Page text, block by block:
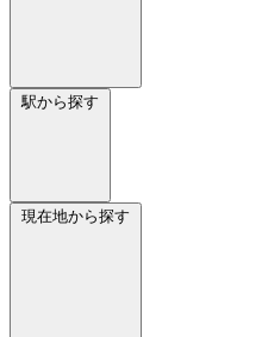
駅から探す
現在地から探す